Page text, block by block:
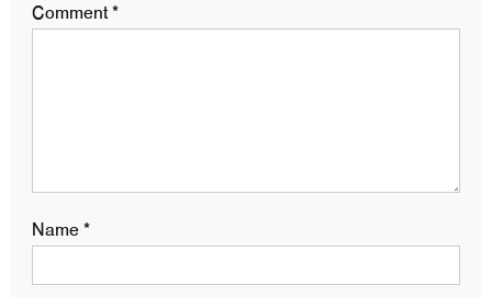
Comment*
Name*